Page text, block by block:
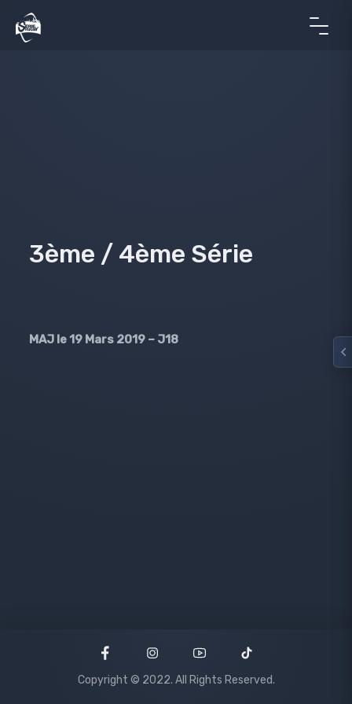
3ème / 4ème Série
MAJ le 19 Mars 2019 – J18
Copyright © 2022. All Rights Reserved.